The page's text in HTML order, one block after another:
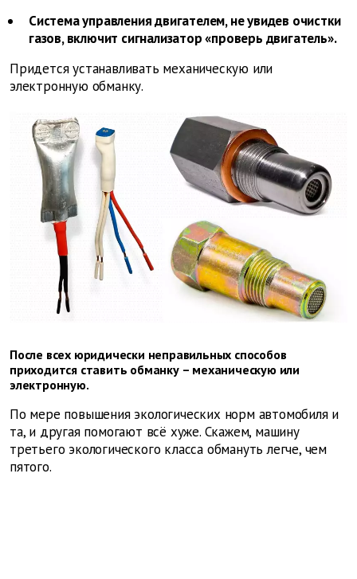
Система управления двигателем, не увидев очистки
газов, включит сигнализатор «проверь двигатель».
Придется устанавливать механическую или
электронную обманку.
После всех юридически неправильных способов
приходится ставить обманку – механическую или
электронную.
По мере повышения экологических норм автомобиля и
та, и другая помогают всё хуже. Скажем, машину
третьего экологического класса обмануть легче, чем
пятого.